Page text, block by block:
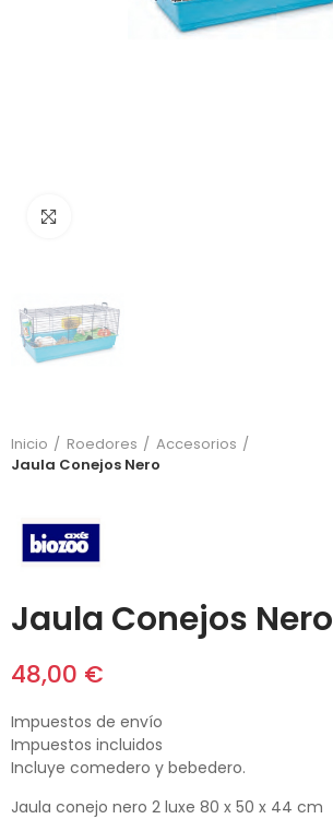
Inicio Roedores
Accesorios
Jaula Conejos Nero
Jaula Conejos Nero
48,00 €
Impuestos de envío
Impuestos incluidos
Incluye comedero y bebedero.
Jaula conejo nero 2 luxe 80 x 50 x 44 cm